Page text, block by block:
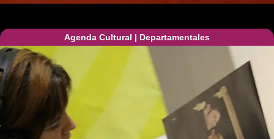
Agenda Cultural | Departamentales